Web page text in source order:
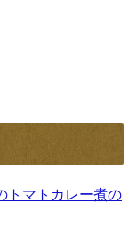
トマトカレー煮の